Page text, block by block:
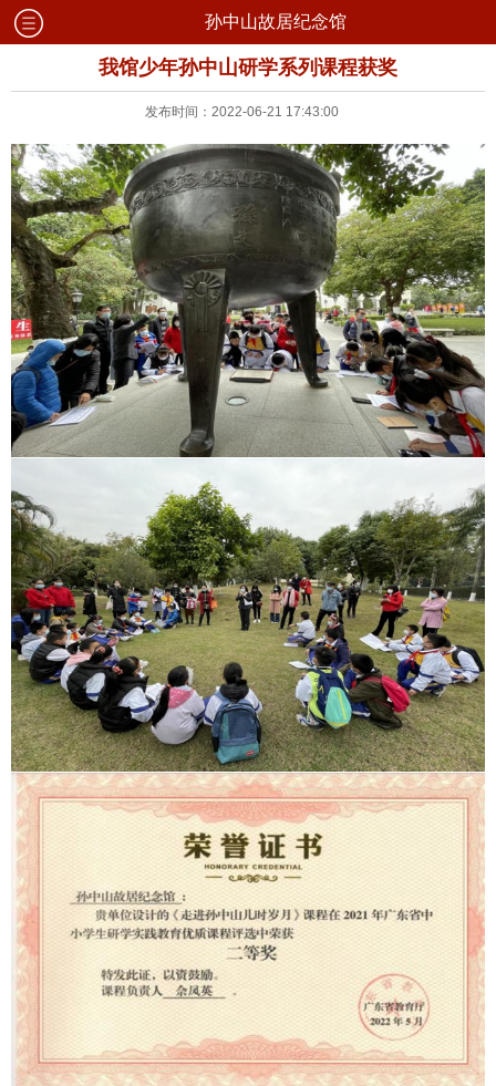
孙中山故居纪念馆
我馆少年孙中山研学系列课程获奖
发布时间：2022-06-21 17:43:00